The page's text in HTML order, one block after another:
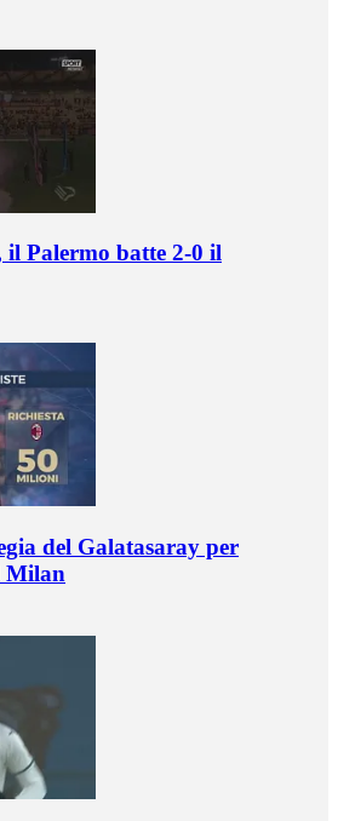
il Palermo batte 2-0 il
del Galatasaray per
Milan